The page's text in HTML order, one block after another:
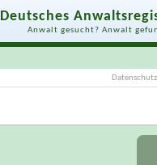
Deutsches
Anwalt gesucht? Anwalt